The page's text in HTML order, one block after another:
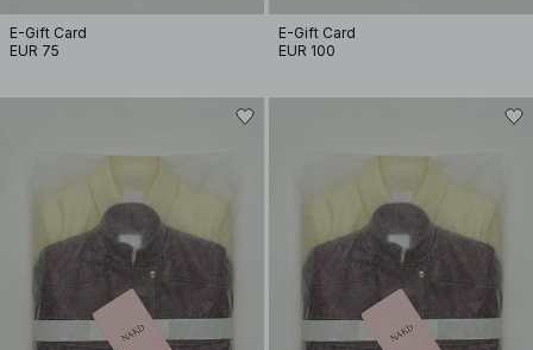
E-Gift Card
EUR 75
E-Gift Card
EUR 100